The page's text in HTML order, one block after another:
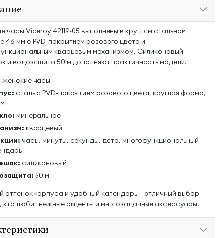
часы Viceroy 42119-05 выполнены в круглом стальном
46 мм с PVD-покрытием розового цвета и
кварцевым механизмом. Силиконовый
и водозащита 50 м дополняют практичность модели.
женские часы
сталь с PVD-покрытием розового цвета, круглая форма,
минеральное
кварцевый
часы, минуты, секунды, дата, многофункциональный
силиконовый
50 м
оттенок корпуса и удобный календарь — отличный выбор
кто любит нежные акценты и многозадачные аксессуары.